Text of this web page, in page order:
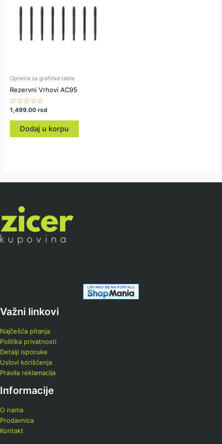
Oprema za grafičke table
Rezervni Vrhovi AC95
Ocenjeno
sa
0
1,499.00rsd
Dodaj u korpu
Važni linkovi
Najčešća pitanja
Politika privatnosti
Detalji isporuke
Uslovi korišćenja
Pravila reklamacija
Informacije
O nama
Prodavnica
Kontakt